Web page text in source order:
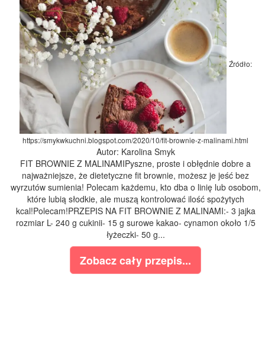
Źródło:
https://smykwkuchni.blogspot.com/2020/10/fit-brownie-z-malinami.html
Autor: Karolina Smyk
FIT BROWNIE Z MALINAMIPyszne, proste i obłędnie dobre a
najważniejsze, że dietetyczne fit brownie, możesz je jeść bez
wyrzutów sumienia! Polecam każdemu, kto dba o linię lub osobom,
które lubią słodkie, ale muszą kontrolować ilość spożytych
kcal!Polecam!PRZEPIS NA FIT BROWNIE Z MALINAMI:- 3 jajka
rozmiar L- 240 g cukinii- 15 g surowe kakao- cynamon około 1/5
łyżeczki- 50 g...
Zobacz cały przepis...